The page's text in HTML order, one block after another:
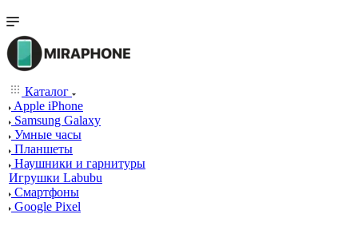
Каталог
Apple iPhone
Samsung Galaxy
Умные часы
Планшеты
Наушники и гарнитуры
Игрушки Labubu
Смартфоны
Google Pixel